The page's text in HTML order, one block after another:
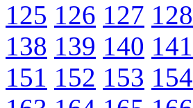
125 126 127 128
138 139 140 141
151 152 153 154